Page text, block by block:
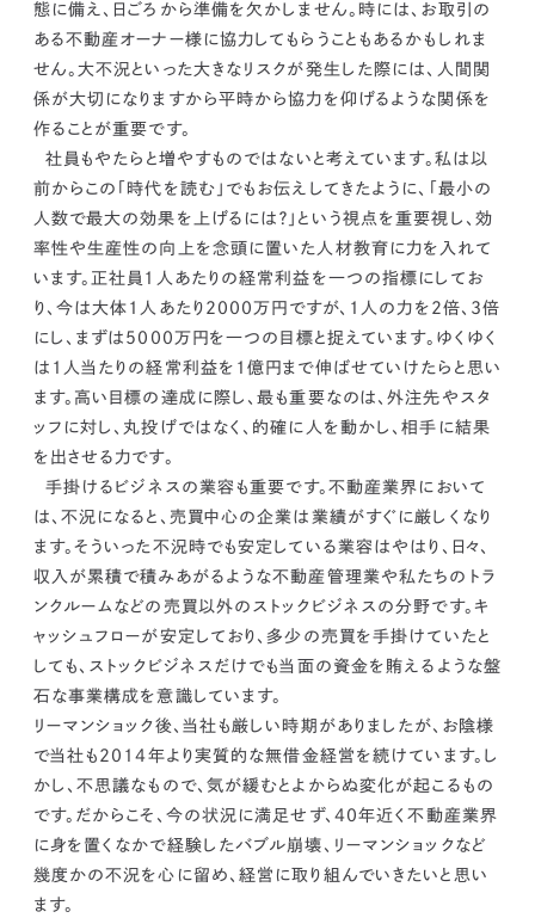
態に備え、日ごろから準備を欠かしません。時には、お取引の
ある不動産オーナー様に協力してもらうこともあるかもしれま
せん。大不況といった大きなリスクが発生した際には、人間関
係が大切になりますから平時から協力を仰げるような関係を
作ることが重要です。
社員もやたらと増やすものではないと考えています。 私は以
前からこの「時代を読む」でもお伝えしてきたように、「最小の
人数で最大の効果を上げるには？」という視点を重要視し、 効
率性や生産性の向上を念頭に置いた人材教育 に力を入れて
います。正社員1人あたりの経常利益を一つの指標にしてお
り、今は大体1人あたり2000万円ですが、1人の力を2倍、3倍
にし、まずは5000万円を一つの目標と捉えています。ゆくゆく
は1人当たりの経常利益を1億円まで伸ばせていけたらと思い
ます。高い目標の達成に際し、最も重要なのは、外注先やスタ
ッフに対し、丸投げではなく、的確に人を動かし、相手に結果
を出させる力です。
手掛けるビジネスの業容も重要です。 不動産業界において
は、不況になると、売買中心の企業は業績がすぐに厳しくなり
ます。そういった不況時でも安定している業容はやはり、日々、
収入が累積で積みあがるような不動産管理業や私たちのトラ
ンクルームなどの売買以外のストックビジネスの分野です。 キ
ャッシュフローが安定しており、多少の売買を手掛けていたと
しても、ストックビジネスだけでも当面の資金を賄えるような盤
石な事業構成を意識しています。
リーマンショック後、当社も厳しい時期がありましたが、お陰様
で当社も2014年より実質的な無借金経営を続けています。し
かし、不思議なもので、気が緩むとよからぬ変化が起こるもの
です。だからこそ、今の状況に満足せず、40年近く不動産業界
に身を置くなかで経験したバブル崩壊、リーマンショックなど
幾度かの不況を心に留め、経営に取り組んでいきたいと思い
ます。